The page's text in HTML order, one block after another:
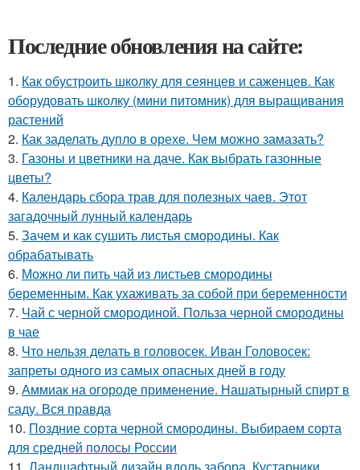
Последние обновления на сайте:
1. Как обустроить школку для сеянцев и саженцев. Как
оборудовать школку (мини питомник) для выращивания
растений
2. Как заделать дупло в орехе. Чем можно замазать?
3. Газоны и цветники на даче. Как выбрать газонные
цветы?
4. Календарь сбора трав для полезных чаев. Этот
загадочный лунный календарь
5. Зачем и как сушить листья смородины. Как
обрабатывать
6. Можно ли пить чай из листьев смородины
беременным. Как ухаживать за собой при беременности
7. Чай с черной смородиной. Польза черной смородины
в чае
8. Что нельзя делать в головосек. Иван Головосек:
запреты одного из самых опасных дней в году
9. Аммиак на огороде применение. Нашатырный спирт в
саду. Вся правда
10. Поздние сорта черной смородины. Выбираем сорта
для средней полосы России